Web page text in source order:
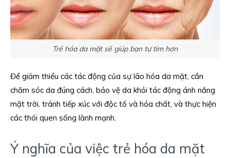
Trẻ hóa da mặt sẽ giúp bạn tự tim hơn
Để giảm thiểu các tác động của sự lão hóa da mặt, cần
chăm sóc da đúng cách, bảo vệ da khỏi tác động ánh nắng
mặt trời, tránh tiếp xúc với độc tố và hóa chất, và thực hiện
các thói quen sống lành mạnh.
Ý nghĩa của việc trẻ hóa da mặt